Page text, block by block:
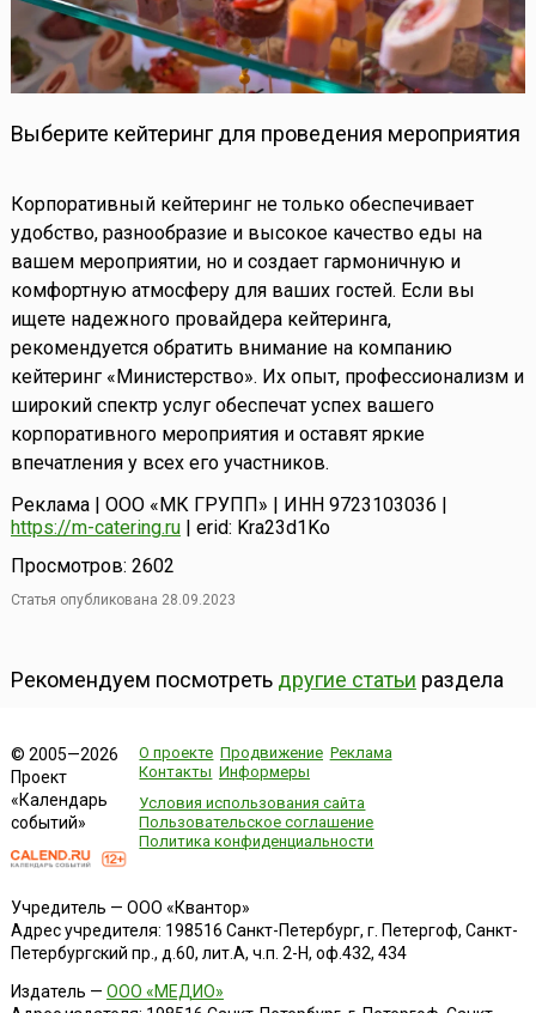
Выберите кейтеринг для проведения мероприятия
Корпоративный кейтеринг не только обеспечивает
удобство, разнообразие и высокое качество еды на
вашем мероприятии, но и создает гармоничную и
комфортную атмосферу для ваших гостей. Если вы
ищете надежного провайдера кейтеринга,
рекомендуется обратить внимание на компанию
кейтеринг «Министерство». Их опыт, профессионализм и
широкий спектр услуг обеспечат успех вашего
корпоративного мероприятия и оставят яркие
впечатления у всех его участников.
Реклама | ООО «МК ГРУПП» | ИНН 9723103036 |
https://m-catering.ru| erid: Kra23d1Ko
Просмотров: 2602
Статья опубликована 28.09.2023
Рекомендуем посмотреть другие статьи раздела
© 2005—2026
Проект
«Календарь
событий»
О проекте Продвижение Реклама
Контакты Информеры
Условия использования сайта
Пользовательское соглашение
Политика конфиденциальности
Учредитель — ООО «Квантор»
Адрес учредителя: 198516 Санкт-Петербург, г. Петергоф, Санкт-
Петербургский пр., д.60, лит.А, ч.п. 2-Н, оф.432, 434
Издатель — ООО «МЕДИО»